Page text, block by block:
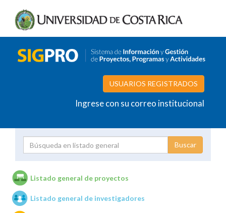
USUARIOS REGISTRADOS
Ingrese con su correo institucional
Unidades de investigación
Listado general de proyectos
Listado general de investigadores